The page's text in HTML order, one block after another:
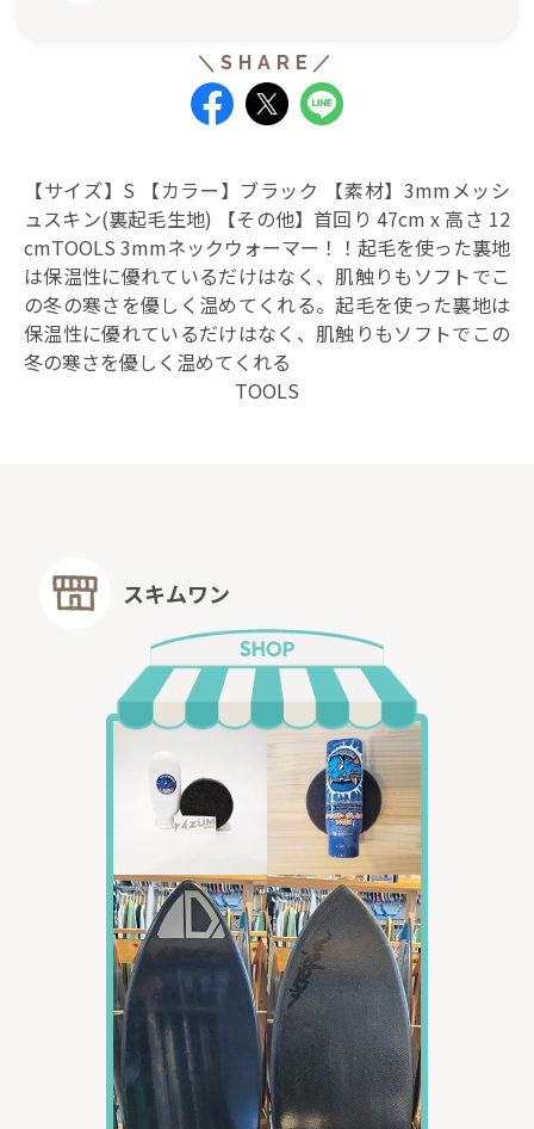
【サイズ】S 【カラー】ブラック 【素材】3mmメッシ
ュスキン(裏起毛生地) 【その他】首回り 47cm x 高さ 12
cmTOOLS 3mmネックウォーマー！！起毛を使った裏地
は保温性に優れているだけはなく、肌触りもソフトでこ
の冬の寒さを優しく温めてくれる。起毛を使った裏地は
保温性に優れているだけはなく、肌触りもソフトでこの
冬の寒さを優しく温めてくれる
TOOLS
スキムワン